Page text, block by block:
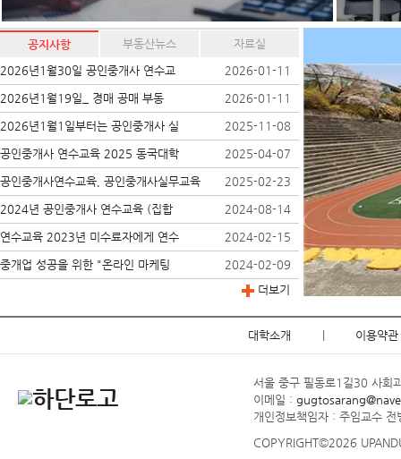
공지사항 부동산뉴스
자료실
2026년1월30일 공인중개사 연수교
2026-01-11
2026년1월19일_ 경매 공매 부동 2026-01-11
2026년1월1일부터는 공인중개사 실 2025-11-08
공인중개사 연수교육 2025 동국대학 2025-04-07
공인중개사연수교육, 공인중개사실무교육 2025-02-23
2024년 공인중개사 연수교육 (집합 2024-08-14
연수교육 2023년 미수료자에게 연수 2024-02-15
중개업 성공을 위한 "온라인 마케팅
2024-02-09
더보기
대학소개 이용약관
서울 중구 필동로1길30
이메일 :
개인정보책임자 : 주임교수
COPYRIGHT©2026